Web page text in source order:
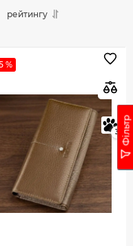
рейтингу
Фільтр
%
3